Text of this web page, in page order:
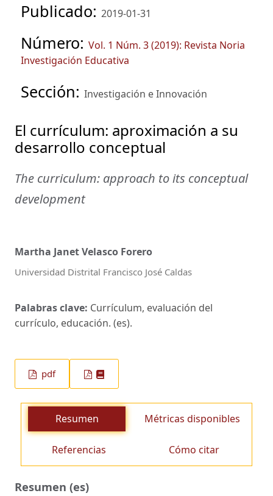
Publicado: 2019-01-31
Número: Vol. 1 Núm. 3 (2019): Revista Noria
Investigación Educativa
Sección: Investigación e Innovación
El currículum: aproximación a su
desarrollo conceptual
The curriculum: approach to its conceptual
development
Martha Janet Velasco Forero
Universidad Distrital Francisco José Caldas
Palabras clave: Currículum, evaluación del
currículo, educación. (es).
pdf
Resumen Métricas disponibles
Referencias Cómo citar
Resumen (es)